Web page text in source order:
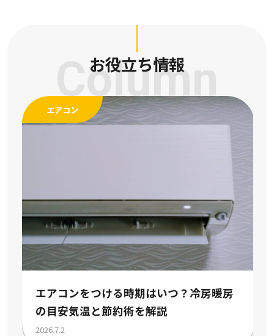
Column
お役立ち情報
エアコン
エアコンをつける時期はいつ？冷房暖房
の目安気温と節約術を解説
2026.7.2